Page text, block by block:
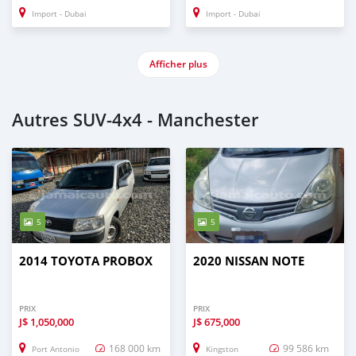
Import - Dubai Import - Dubai
Afficher plus
Autres SUV‒4x4 - Manchester
5
2014 TOYOTA PROBOX
PRIX
J$ 1,050,000
Port Antonio 168 000 km
5
2020 NISSAN NOTE
PRIX
J$675,000
Kingston 99 586 km